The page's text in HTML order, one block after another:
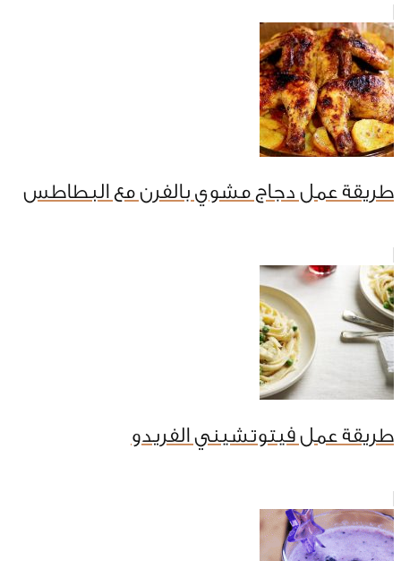
طريقة عمل دجاج مشوي بالفرن مع البطاطس
طريقة عمل فيتوتشيني الفريدو